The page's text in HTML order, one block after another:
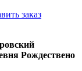
заказ
Рождествено